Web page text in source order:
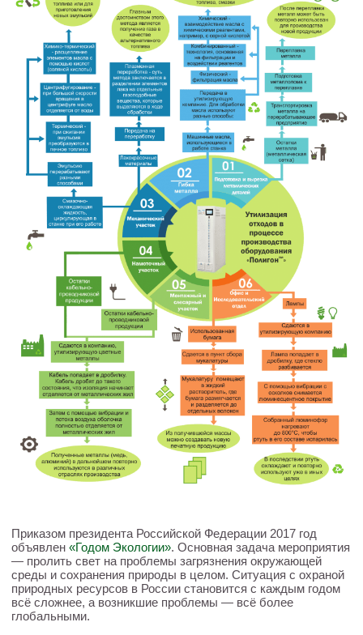
Приказом президента Российской Федерации 2017 год
объявлен «Годом Экологии». Основная задача мероприятия
— пролить свет на проблемы загрязнения окружающей
среды и сохранения природы в целом. Ситуация с охраной
природных ресурсов в России становится с каждым годом
всё сложнее, а возникшие проблемы — всё более
глобальными.